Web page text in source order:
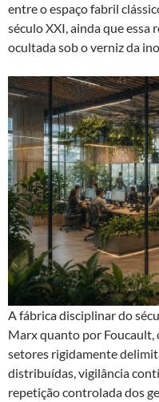
entre o espaço fabril
século XXI, ainda que
ocultada sob o verniz da
A fábrica disciplinar do
Marx quanto por Foucault,
setores rigidamente
distribuídas, vigilância
repetição controlada dos